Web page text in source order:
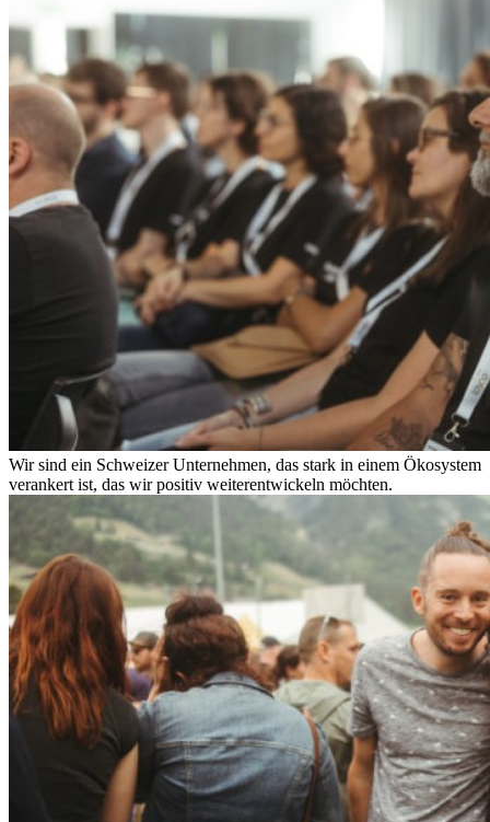
Wir sind ein Schweizer Unternehmen, das stark in einem Ökosystem
verankert ist, das wir positiv weiterentwickeln möchten.